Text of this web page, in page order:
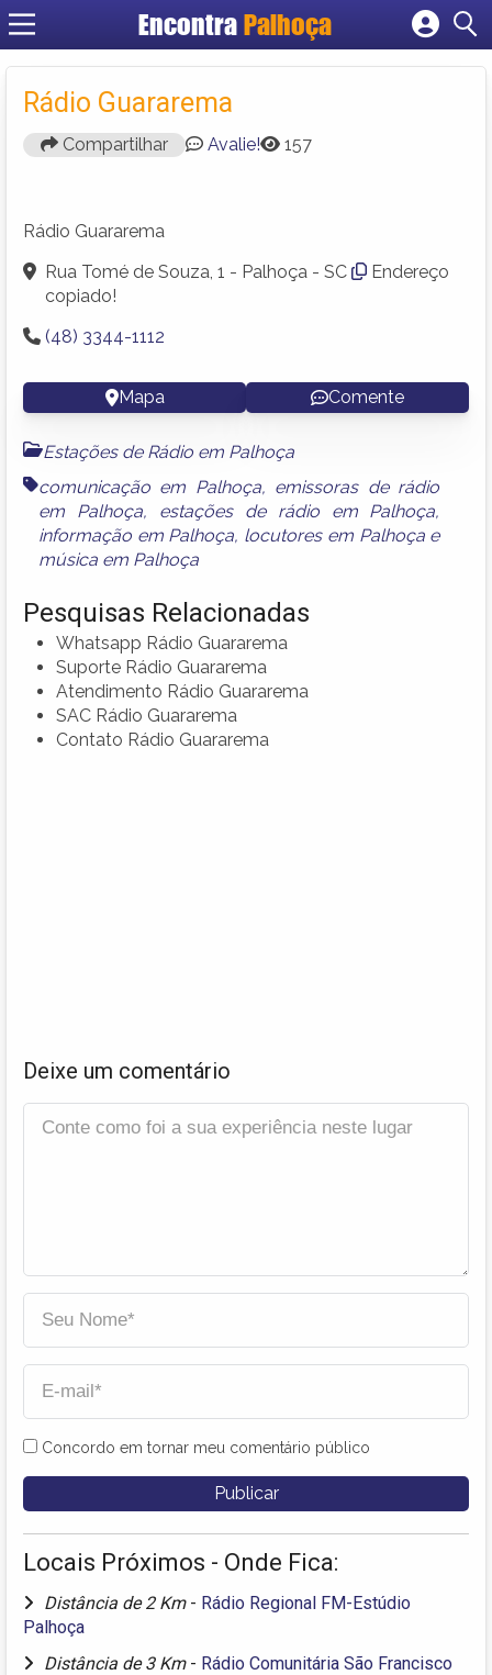
EncontraPalhoça
Cadastrar empresa
Criar conta
Rádio Guararema
Compartilhar Avalie! 157
Rádio Guararema
Rua Tomé de Souza, 1 - Palhoça - SC
Endereço
copiado!
(48) 3344-1112
Mapa Comente
Estações de Rádio em Palhoça
comunicação em Palhoça, emissoras de rádio
em Palhoça, estações de rádio em Palhoça,
informação em Palhoça, locutores em Palhoçae
música em Palhoça
Pesquisas Relacionadas
Whatsapp Rádio Guararema
Suporte Rádio Guararema
Atendimento Rádio Guararema
SAC Rádio Guararema
Contato Rádio Guararema
Deixe um comentário
Concordo em tornar meu comentário público
Locais Próximos - Onde Fica:
Distância de 2 Km - Rádio Regional FM-Estúdio
Palhoça
Distância de 3 Km - Rádio Comunitária São Francisco